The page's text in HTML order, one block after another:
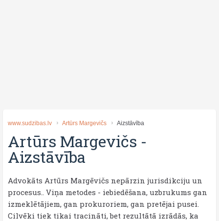
www.sudzibas.lv Artūrs Margevičs Aizstāvība
Artūrs Margevičs -
Aizstāvība
Advokāts Artūrs Margēvičs nepārzin jurisdikciju un
procesus.. Viņa metodes - iebiedēšana, uzbrukums gan
izmeklētājiem, gan prokuroriem, gan pretējai pusei.
Cilvēki tiek tikai tracināti, bet rezultātā izrādās, ka